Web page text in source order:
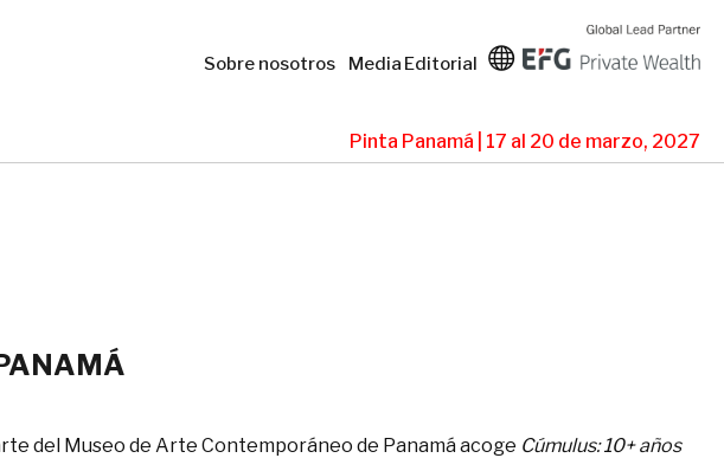
Sobre nosotros Media Editorial
Pinta Panamá | 17 al 20 de marzo, 2027
del Museo de Arte Contemporáneo de Panamá acoge Cúmulus: 10+ años